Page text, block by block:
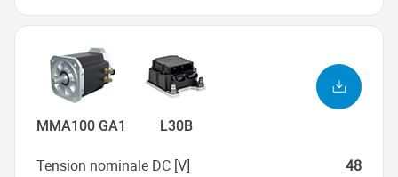
MMA100 GA1 L30B
Tension nominale DC [V]
48